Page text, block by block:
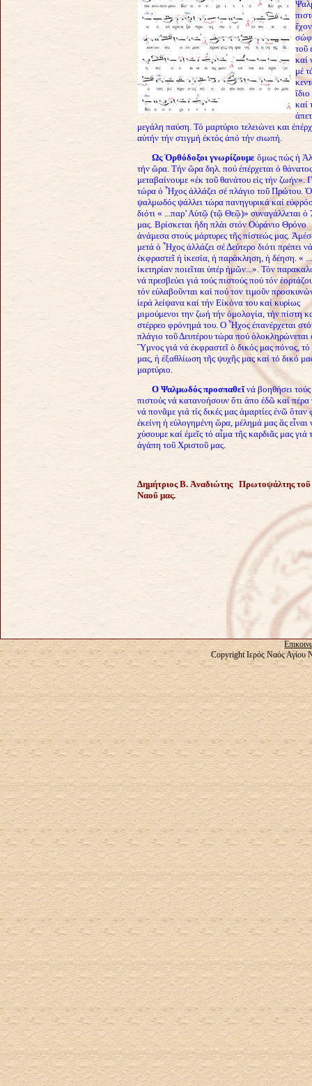
τοῦ
καί
μέ
καί
μεγάλη παύση. Τό μαρτύριο τελειώνει και
αὐτήν τήν στιγμή ἐκτός ἀπό τήν σιωπή.
Ως Ὀρθόδοξοι γνωρίζουμε ὅμως πώς ἡ
τήν ὥρα. Τήν ὥρα δηλ. πού ἐπέρχεται ὁ
μεταβαίνουμε «ἐκ τοῦ θανάτου εἰς τήν ζωήν».
τώρα ὁ Ἦχος ἀλλάζει σέ πλάγιο τοῦ Πρώτου. Ὁ
ψαλμωδός ψάλλει τώρα πανηγυρικά καί
διότι « ...παρ’ Αὐτῷ (τῷ Θεῷ)» συναγάλλεται ὁ
μας. Βρίσκεται ἤδη πλάι στόν Οὐράνιο Θρόνο
ἀνάμεσα στούς μάρτυρες τῆς πίστεώς μας.
μετά ὁ Ἦχος ἀλλάζει σέ Δεύτερο διότι πρέπει νά
ἐκφραστεῖ ἡ ἱκεσία, ἡ παράκληση, ἡ δέηση. «
ἱκετηρίαν ποιεῖται ὑπέρ ἡμῶν...». Τόν
νά πρεσβεύει γιά τούς πιστούς πού τόν
τόν εὐλαβοῦνται καί πού τον τιμοῦν
ἱερά λείψανα καί τήν Εἰκόνα του καί κυρίως
μιμούμενοι την ζωή τήν ὁμολογία, τήν πίστη
στέρρεο φρόνημά του. Ο Ἦχος ἐπανέρχεται
πλάγιο τοῦ Δευτέρου τώρα πού ὁλοκληρώνεται
Ὕμνος γιά νά ἐκφραστεῖ ὁ δικός μας πόνος,
μας, ἡ ἐξαθλίωση τῆς ψυχῆς μας καί τό δικό
μαρτύριο.
Ο Ψαλμωδός προσπαθεῖ νά βοηθήσει τούς
πιστούς νά κατανοήσουν ὅτι ἀπο ἐδῶ καί πέρα
νά πονᾶμε γιά τίς δικές μας ἁμαρτίες ἐνῶ ὅταν
ἐκείνη ἡ εὐλογημένη ὥρα, μέλημά μας ἄς εἶναι
χύσουμε καί ἐμεῖς τό αἷμα τῆς καρδιᾶς μας γιά
ἀγάπη τοῦ Χριστοῦ μας.
Δημήτριος Β. Ἀναδιώτης Πρωτοψάλτης τοῦ
Ναοῦ μας.
Copyright Ιερός Ναός Αγίου